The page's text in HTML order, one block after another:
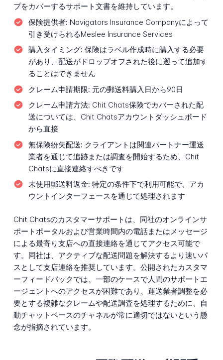
プをカバーするサポート文書を維持しています。
保険提供者: Navigators Insurance Companyによって
引き受けられるMeslee Insurance Services
購入タイミング: 保険はラベル作成時に購入する必要
があり、配送がドロップオフされた後に遡って追加す
ることはできません
クレーム申請期限: 元の郵送料購入日から90日
クレーム申請方法: Chit Chats保険でカバーされた配
送については、Chit Chatsアカウントダッシュボード
から直接
無保険紛失配送: クライアントは関連パートナー運送
業者を通じて追跡または調査を開始するため、Chit
Chatsに直接連絡すべきです
未使用郵送料返金: 特定の条件下で利用可能で、アカ
ウントインターフェースを通じて処理されます
Chit Chatsのカスタマーサポートは、同社のオンラインサ
ポートポータルおよび営業時間内の電話またはメッセージ
による最寄り支店への直接連絡を通じてアクセス可能で
す。同社は、アクティブな配送問題を解決するより速いパ
スとして支店連絡を推奨しています。公開されたカスタマ
ーフィードバックでは、一部のケースで人間のサポートエ
ージェントへのアクセスが困難であり、運送業者調整を必
要とする複雑なクレームや配送調査を処理するために、自
動チャットベースのチャネルが常に適切ではないという懸
念が指摘されています。